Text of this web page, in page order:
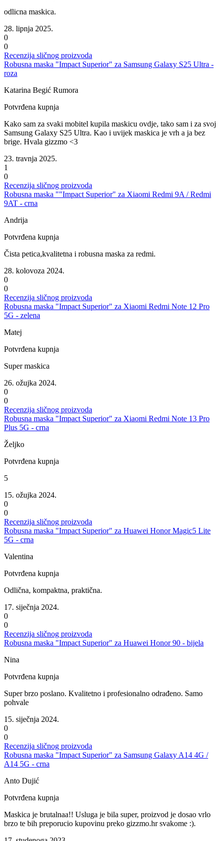
odlicna maskica.
28. lipnja 2025.
0
0
Recenzija sličnog proizvoda
Robusna maska "Impact Superior" za Samsung Galaxy S25 Ultra -
roza
Katarina Begić Rumora
Potvrđena kupnja
Kako sam za svaki mobitel kupila maskicu ovdje, tako sam i za svoj
Samsung Galaxy S25 Ultra. Kao i uvijek maskica je vrh a ja bez
brige. Hvala gizzmo <3
23. travnja 2025.
1
0
Recenzija sličnog proizvoda
Robusna maska ""Impact Superior" za Xiaomi Redmi 9A / Redmi
9AT - crna
Andrija
Potvrđena kupnja
Čista petica,kvalitetna i robusna maska za redmi.
28. kolovoza 2024.
0
0
Recenzija sličnog proizvoda
Robusna maska "Impact Superior" za Xiaomi Redmi Note 12 Pro
5G - zelena
Matej
Potvrđena kupnja
Super maskica
26. ožujka 2024.
0
0
Recenzija sličnog proizvoda
Robusna maska "Impact Superior" za Xiaomi Redmi Note 13 Pro
Plus 5G - crna
Željko
Potvrđena kupnja
5
15. ožujka 2024.
0
0
Recenzija sličnog proizvoda
Robusna maska "Impact Superior" za Huawei Honor Magic5 Lite
5G - crna
Valentina
Potvrđena kupnja
Odlična, kompaktna, praktična.
17. siječnja 2024.
0
0
Recenzija sličnog proizvoda
Robusna maska "Impact Superior" za Huawei Honor 90 - bijela
Nina
Potvrđena kupnja
Super brzo poslano. Kvalitetno i profesionalno odrađeno. Samo
pohvale
15. siječnja 2024.
0
0
Recenzija sličnog proizvoda
Robusna maska "Impact Superior" za Samsung Galaxy A14 4G /
A14 5G - crna
Anto Dujić
Potvrđena kupnja
Maskica je brutalnaa!! Usluga je bila super, proizvod je dosao vrlo
brzo te bih preporucio kupovinu preko gizzmo.hr svakome :).